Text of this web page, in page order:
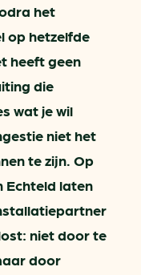
het
op hetzelfde
heeft geen
die
wat je wil
niet het
te zijn. Op
Echteld laten
niet door te
door